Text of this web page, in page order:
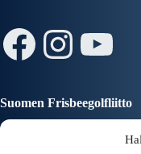
Facebook
Suomen Frisbeegolfliitto